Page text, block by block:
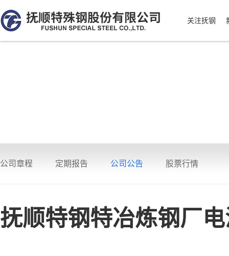
关注抚钢
公司章程 定期报告 公司公告 股票行情
抚顺特钢特冶炼钢厂